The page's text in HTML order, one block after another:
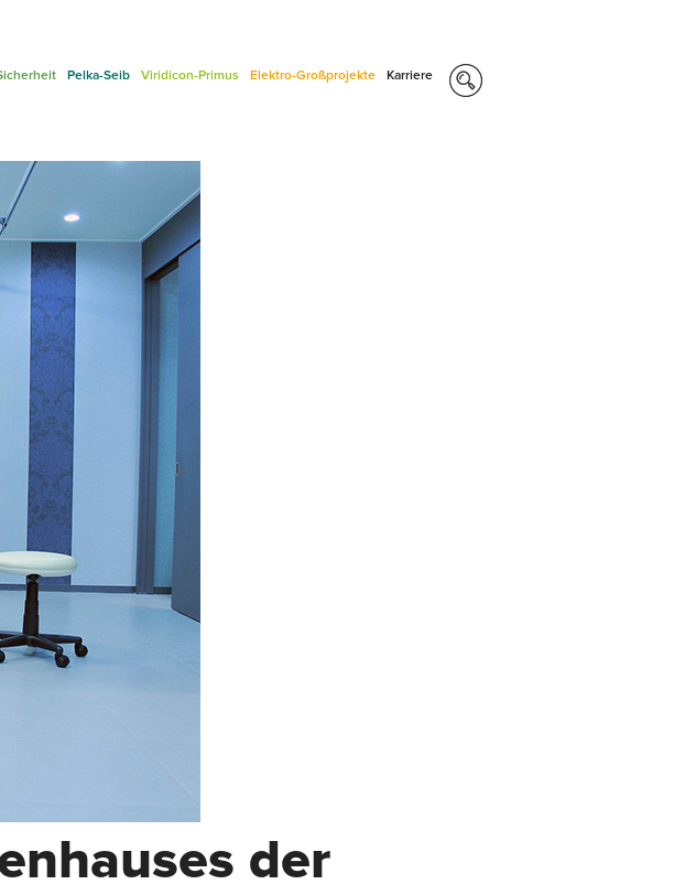
Pelka-Seib Viridicon-Primus Elektro-Großprojekte Karriere
der